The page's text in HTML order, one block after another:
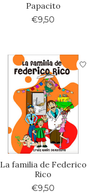
Papacito
€9,50
La familia de Federico
Rico
€9,50